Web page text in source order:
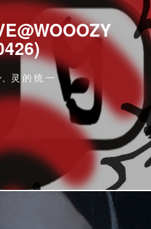
灵 的 统 一